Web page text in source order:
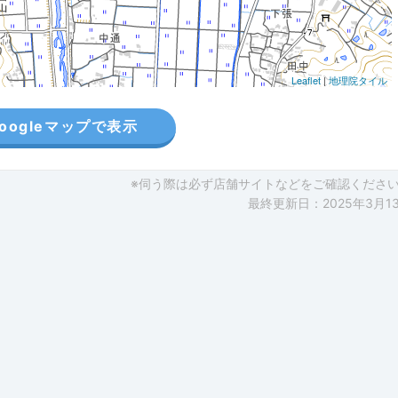
Leaflet|地理院タイル
マップで表示
※伺う際は必ず店舗サイトなどをご確認ください
最終更新日：2025年3月